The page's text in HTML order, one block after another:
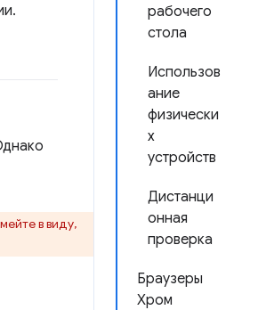
рабочего
стола
Использов
ание
физически
х
устройств
Дистанци
онная
проверка
Браузеры
Хром
в виду,